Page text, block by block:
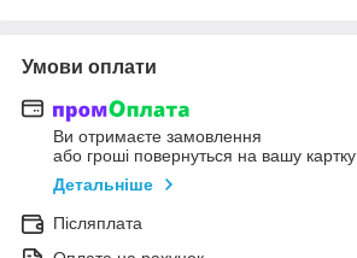
Умови оплати
Ви отримаєте замовлення
або гроші повернуться на вашу картку
Детальніше
Післяплата